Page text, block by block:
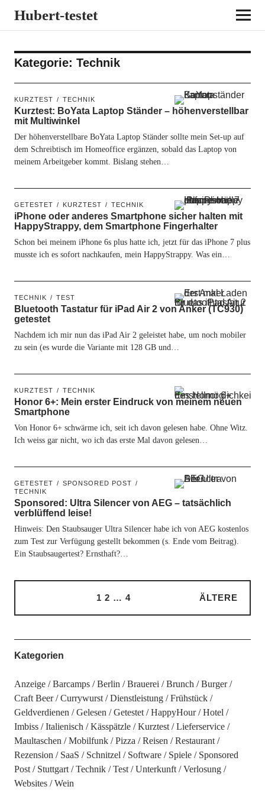
Hubert-testet
Kategorie: Technik
KURZTEST TECHNIK
Kurztest: BoYata Laptop Ständer – höhenverstellbar
mit Multiwinkel
Der höhenverstellbare BoYata Laptop Ständer sollte mein Set-up auf
dem Schreibtisch im Homeoffice ergänzen, sobald das Laptop von
meinem Arbeitgeber kommt. Bislang stehen…
GETESTET KURZTEST TECHNIK
iPhone oder anderes Smartphone sicher halten mit
HappyStrappy, dem Smartphone Fingerhalter
Schon bei meinem iPhone 6s plus hatte ich, jetzt für das iPhone 7 plus
musste ich es sofort nachkaufen, mein HappyStrappy. Was ein…
TECHNIK TEST
Bluetooth Tastatur für iPad Air 2 von Anker (TC930)
getestet
Nachdem ich mir nun das iPad Air 2 geleistet habe, um noch mobiler
zu sein (es wurde die Variante mit 128 GB und…
KURZTEST TECHNIK
Honor 6+: Mein erster Eindruck von meinem neuen
Smartphone
Von Honor 6+ schwärme ich, seit ich davon gelesen habe. Ohne Witz.
Ich weiss gar nicht, wo ich das erste Mal davon gelesen…
GETESTET
SPONSORED POST
TECHNIK
Sponsored: Ultra Silencer von AEG – tatsächlich
verblüffend leise!
Hinweis: Den Staubsauger Ultra Silencer habe ich von AEG kostenlos
zum Test zur Verfügung gestellt bekommen (s. Ende vom Beitrag).
Ein Staubsaugertest? Ernsthaft?…
1 2 … 4 ÄLTERE
Kategorien
Anzeige Barcamps Berlin Brauerei Brunch
Burger
Craft Beer
Currywurst Dienstleistung
Frühstück
Geldverdienen
Gelesen Getestet HappyHour
Hotel
Imbiss
Italienisch Kässpätzle Kurztest
Lieferservice
Maultaschen
Mobilfunk Pizza Reisen
Restaurant
Rezension
SaaS Schnitzel Software Spiele
Sponsored
Post
Stuttgart Technik Test Unterkunft
Verlosung
Websites
Wein